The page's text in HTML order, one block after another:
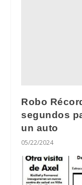
Robo
segundos
un auto
05/22/2024